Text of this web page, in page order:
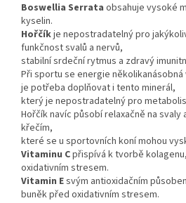
Boswellia Serrata obsahuje vysoké
kyselin.
Hořčíkje nepostradatelný pro
funkčnost svalů a nervů,
stabilní srdeční rytmus a zdravý
Při sportu se energie
je potřeba doplňovat i tento minerál,
který je nepostradatelný pro
Hořčík navíc působí relaxačně na
křečím,
které se u sportovních koní mohou
Vitaminu Cpřispívá k tvorbě
oxidativním stresem.
Vitamin Esvým antioxidačním
buněk před oxidativním stresem.